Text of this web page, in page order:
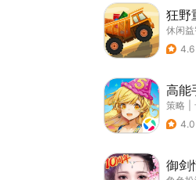
狂野
休闲
4.6
高能
策略
4.0
御剑